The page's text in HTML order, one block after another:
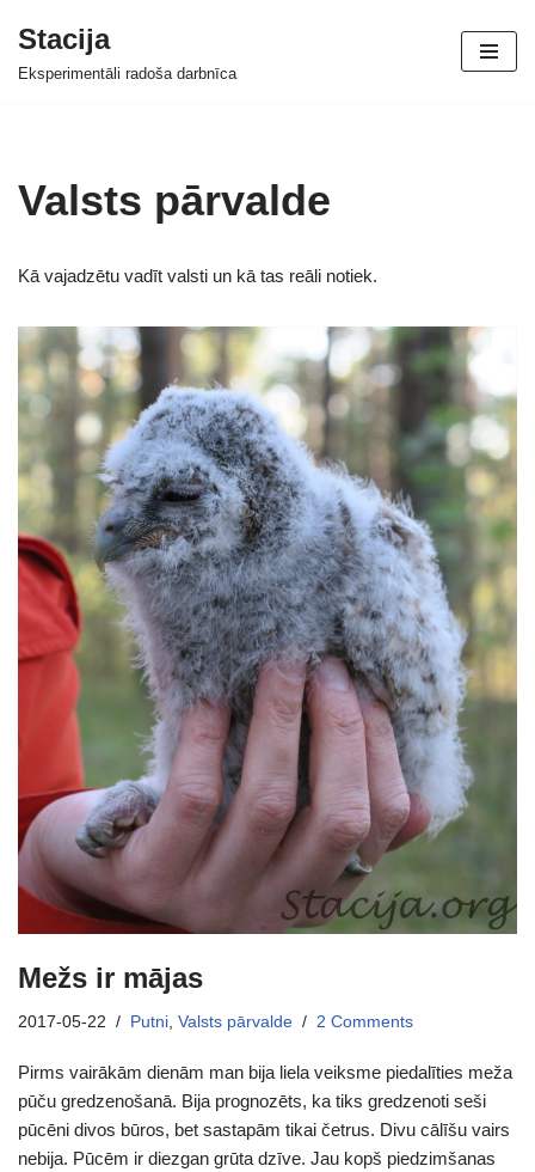
Skip
Stacija
Eksperimentāli radoša darbnīca
Valsts pārvalde
Kā vajadzētu vadīt valsti un kā tas reāli notiek.
Mežs ir mājas
2017-05-22 Putni, Valsts pārvalde 2 Comments
Pirms vairākām dienām man bija liela veiksme piedalīties meža
pūču gredzenošanā. Bija prognozēts, ka tiks gredzenoti seši
pūcēni divos būros, bet sastapām tikai četrus. Divu cālīšu vairs
nebija. Pūcēm ir diezgan grūta dzīve. Jau kopš piedzimšanas